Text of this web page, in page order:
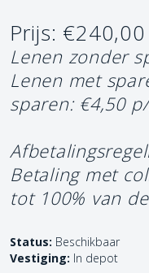
Prijs: €240,00
Lenen zonder
Lenen met
sparen: €4,50
Betaling met
tot 100% van
Status: Beschikbaar
Vestiging: In depot